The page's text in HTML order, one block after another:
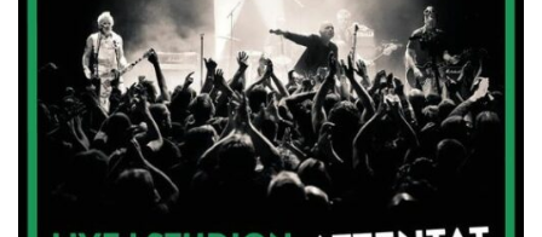
OM ATTENTAT
SHOPPING CART